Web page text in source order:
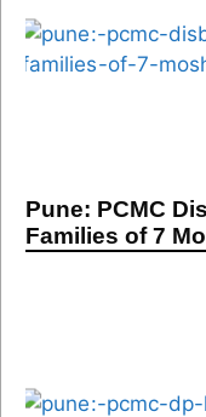
Pune: PCMC
Families of 7